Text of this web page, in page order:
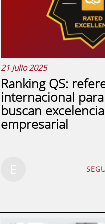
retorno de la inversión
21 Julio 2025
Ranking QS:
internacional
buscan
empresarial
E